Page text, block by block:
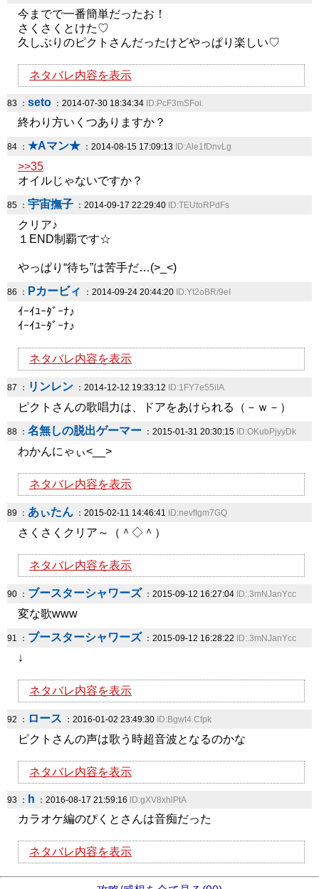
今までで一番簡単だったお！
さくさくとけた♡
久しぶりのピクトさんだったけどやっぱり楽しい♡
ネタバレ内容を表示
83 ： seto ：2014-07-30 18:34:34 ID:PcF3mSFoi.
終わり方いくつありますか？
84 ： ★Aマン★ ：2014-08-15 17:09:13 ID:Ale1fDnvLg
>>35
オイルじゃないですか？
85 ： 宇宙撫子 ：2014-09-17 22:29:40 ID:TEUtoRPdFs
クリア♪
１END制覇です☆
やっぱり“待ち”は苦手だ…(>_<)
86 ： Pカービィ ：2014-09-24 20:44:20 ID:Yt2oBR/9eI
ｲｰｲﾕｰﾀﾞｰﾅ♪
ｲｰｲﾕｰﾀﾞｰﾅ♪
ネタバレ内容を表示
87 ： リンレン ：2014-12-12 19:33:12 ID:1FY7e55iIA
ピクトさんの歌唱力は、ドアをあけられる（－ｗ－）
88 ： 名無しの脱出ゲーマー ：2015-01-31 20:30:15 ID:OKubPjyyDk
わかんにゃぃ<__>
ネタバレ内容を表示
89 ： あぃたん ：2015-02-11 14:46:41 ID:nevfIgm7GQ
さくさくクリア～（＾◇＾）
ネタバレ内容を表示
90 ： ブースターシャワーズ ：2015-09-12 16:27:04 ID:.3mNJanYcc
変な歌www
91 ： ブースターシャワーズ ：2015-09-12 16:28:22 ID:.3mNJanYcc
↓
ネタバレ内容を表示
92 ： ロース ：2016-01-02 23:49:30 ID:Bgwt4.Cfpk
ピクトさんの声は歌う時超音波となるのかな
ネタバレ内容を表示
93 ： h ：2016-08-17 21:59:16 ID:gXV8xhlPtA
カラオケ編のぴくとさんは音痴だった
ネタバレ内容を表示